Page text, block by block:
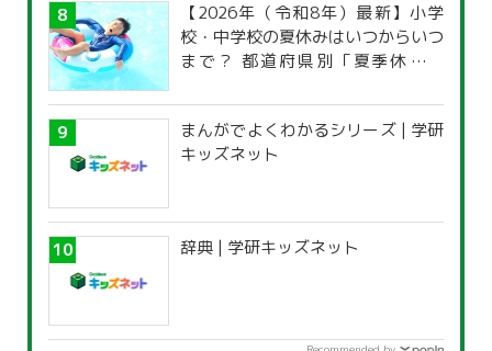
【2026年（令和8年）最新】小学
校・中学校の夏休みはいつからいつ
まで？ 都道府県別「夏季休暇一
まんがでよくわかるシリーズ | 学研
キッズネット
辞典 | 学研キッズネット